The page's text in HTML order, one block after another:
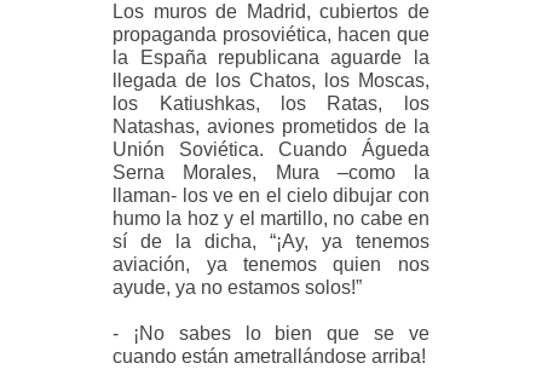
Los muros de Madrid, cubiertos de
propaganda prosoviética, hacen que
la España republicana aguarde la
llegada de los Chatos, los Moscas,
los Katiushkas, los Ratas, los
Natashas, aviones prometidos de la
Unión Soviética. Cuando Águeda
Serna Morales, Mura –como la
llaman- los ve en el cielo dibujar con
humo la hoz y el martillo, no cabe en
sí de la dicha, “¡Ay, ya tenemos
aviación, ya tenemos quien nos
ayude, ya no estamos solos!”
- ¡No sabes lo bien que se ve
cuando están ametrallándose arriba!